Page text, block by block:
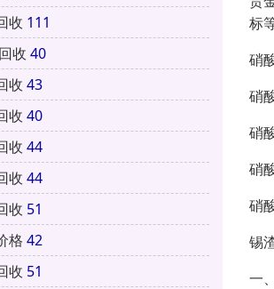
收 111
收 40
收 43
收 40
收 44
收 44
收 51
格 42
收 51
标
硝
硝
硝
硝
硝
锡
一